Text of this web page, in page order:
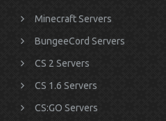
Minecraft Servers
BungeeCord Servers
CS 2 Servers
CS 1.6 Servers
CS:GO Servers